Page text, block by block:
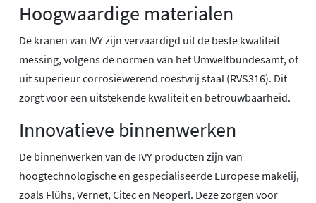
Hoogwaardige materialen
De kranen van IVY zijn vervaardigd uit de beste kwaliteit
messing, volgens de normen van het Umweltbundesamt, of
uit superieur corrosiewerend roestvrij staal (RVS316). Dit
zorgt voor een uitstekende kwaliteit en betrouwbaarheid.
Innovatieve binnenwerken
De binnenwerken van de IVY producten zijn van
hoogtechnologische en gespecialiseerde Europese makelij,
zoals Flühs, Vernet, Citec en Neoperl. Deze zorgen voor